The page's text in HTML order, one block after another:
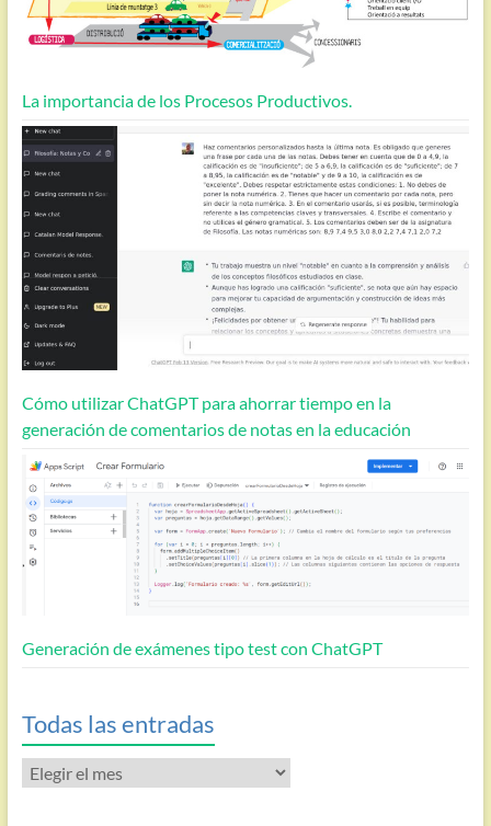
La importancia de los Procesos Productivos.
Cómo utilizar ChatGPT para ahorrar tiempo en la
generación de comentarios de notas en la educación
Generación de exámenes tipo test con ChatGPT
Todas las entradas
Todas
las